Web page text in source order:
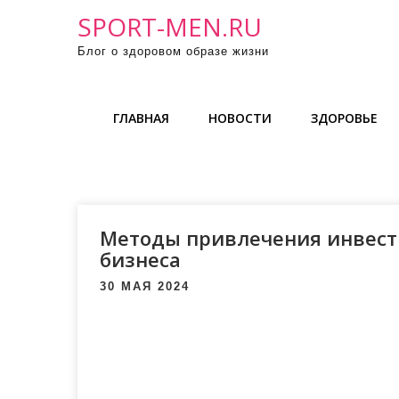
SPORT-MEN.RU
Блог о здоровом образе жизни
ГЛАВНАЯ НОВОСТИ ЗДОРОВЬЕ
Методы привлечения
бизнеса
30 МАЯ 2024